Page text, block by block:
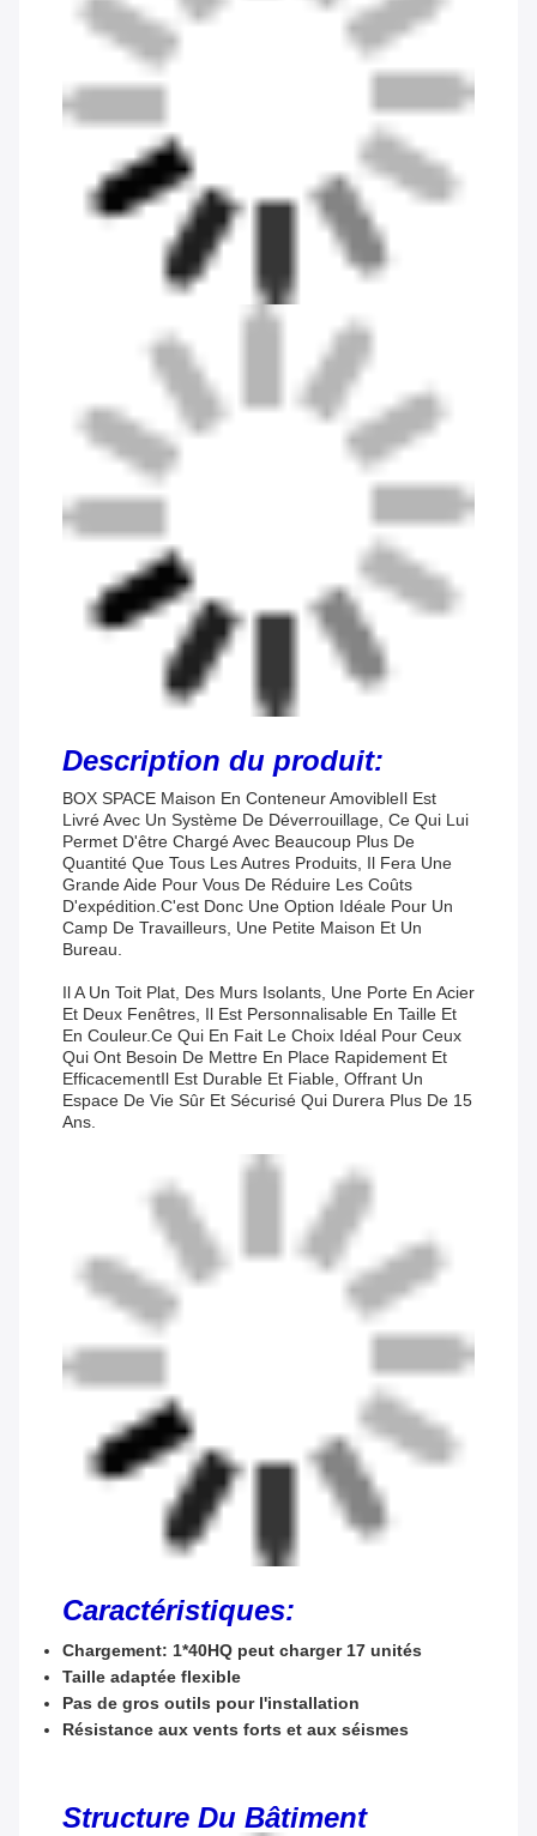
Description du produit:
BOX SPACE Maison En Conteneur AmovibleIl Est
Livré Avec Un Système De Déverrouillage, Ce Qui Lui
Permet D'être Chargé Avec Beaucoup Plus De
Quantité Que Tous Les Autres Produits, Il Fera Une
Grande Aide Pour Vous De Réduire Les Coûts
D'expédition.C'est Donc Une Option Idéale Pour Un
Camp De Travailleurs, Une Petite Maison Et Un
Bureau.
Il A Un Toit Plat, Des Murs Isolants, Une Porte En Acier
Et Deux Fenêtres, Il Est Personnalisable En Taille Et
En Couleur.ce Qui En Fait Le Choix Idéal Pour Ceux
Qui Ont Besoin De Mettre En Place Rapidement Et
EfficacementIl Est Durable Et Fiable, Offrant Un
Espace De Vie Sûr Et Sécurisé Qui Durera Plus De 15
Ans.
Caractéristiques:
Chargement: 1*40HQ peut charger 17 unités
Taille adaptée flexible
Pas de gros outils pour l'installation
Résistance aux vents forts et aux séismes
Structure Du Bâtiment